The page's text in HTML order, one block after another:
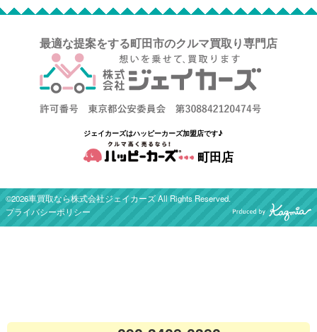
最適な提案をする町田市のクルマ買取り専門店
ジェイカーズはハッピーカーズ加盟店です♪
町田店
©2026車買取なら株式会社ジェイカーズ All Rights Reserved.
プライバシーポリシー